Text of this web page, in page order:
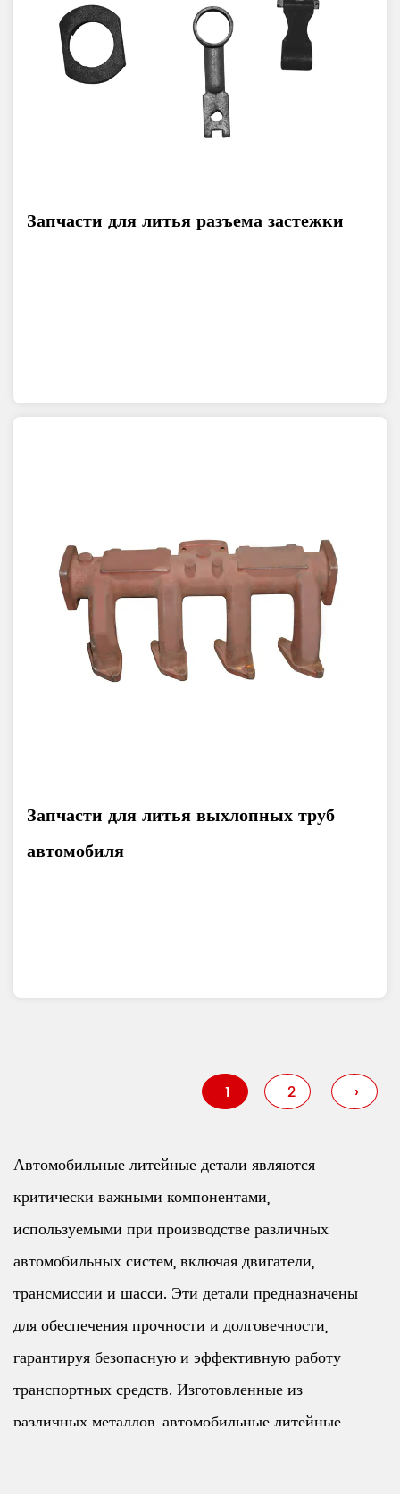
Запчасти для литья разъема застежки
Запчасти для литья выхлопных труб
автомобиля
1 2 ›
Автомобильные литейные детали являются
критически важными компонентами,
используемыми при производстве различных
автомобильных систем, включая двигатели,
трансмиссии и шасси. Эти детали предназначены
для обеспечения прочности и долговечности,
гарантируя безопасную и эффективную работу
транспортных средств. Изготовленные из
различных металлов, автомобильные литейные